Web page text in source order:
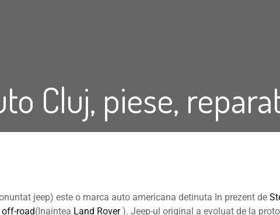
Cluj, piese,
jeep) este o marca auto americana detinuta In prezent de
off-road(Inaintea Land Rover). Jeep-ul original a evoluat de la